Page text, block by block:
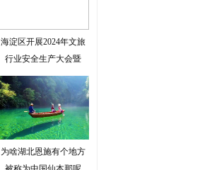
海淀区开展2024年文旅
行业安全生产大会暨
为啥湖北恩施有个地方